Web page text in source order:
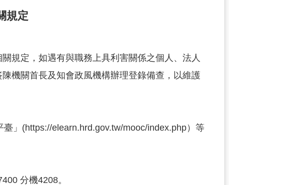
規定
規定，如遇有與職務上具利害關係之個人、法人
機關首長及知會政風機構辦理登錄備查，以維護
」(https://elearn.hrd.gov.tw/mooc/index.php）等
分機4208。